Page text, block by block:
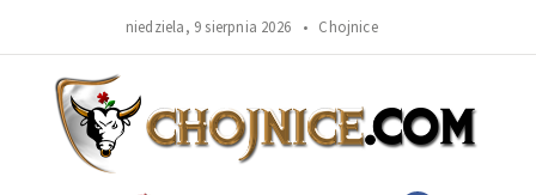
niedziela, 9 sierpnia 2026 • Chojnice